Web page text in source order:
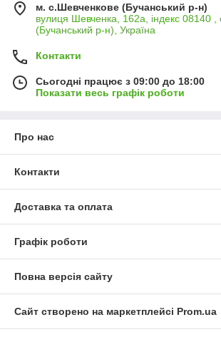
м. с.Шевченкове (Бучанський р-н)
вулиця Шевченка, 162а, індекс 08140 ,
(Бучанський р-н), Україна
Контакти
Сьогодні працює з 09:00 до 18:00
Показати весь графік роботи
Про нас
Контакти
Доставка та оплата
Графік роботи
Повна версія сайту
Сайт створено на маркетплейсі Prom.ua